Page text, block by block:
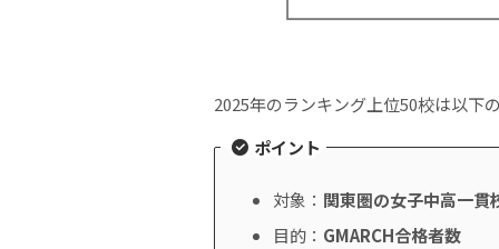
2025年のランキング上位50校は以下
ポイント
対象： 関東圏の女子中高一貫
目的： GMARCH合格者数